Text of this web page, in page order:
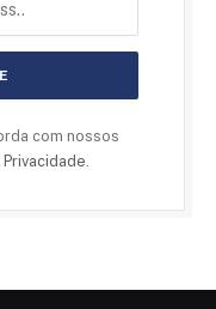
com nossos